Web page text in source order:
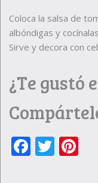
Coloca la salsa de
albóndigas y
Sirve y decora con
¿Te gustó